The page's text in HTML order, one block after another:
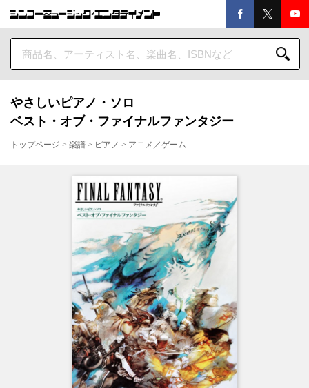
やさしいピアノ・ソロ
ベスト・オブ・ファイナルファンタジー
トップページ > 楽譜 > ピアノ > アニメ／ゲーム